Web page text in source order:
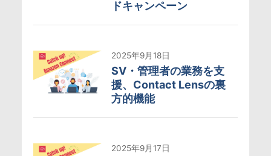
ドキャンペーン
2025年9月18日
SV・管理者の業務を支
援、Contact Lensの裏
方的機能
2025年9月17日